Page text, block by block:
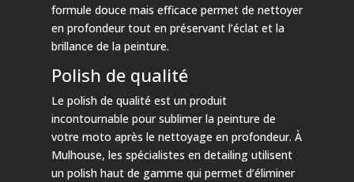
formule douce mais efficace permet de nettoyer
en profondeur tout en préservant l’éclat et la
brillance de la peinture.
Polish de qualité
Le polish de qualité est un produit
incontournable pour sublimer la peinture de
votre moto après le nettoyage en profondeur. À
Mulhouse, les spécialistes en detailing utilisent
un polish haut de gamme qui permet d’éliminer